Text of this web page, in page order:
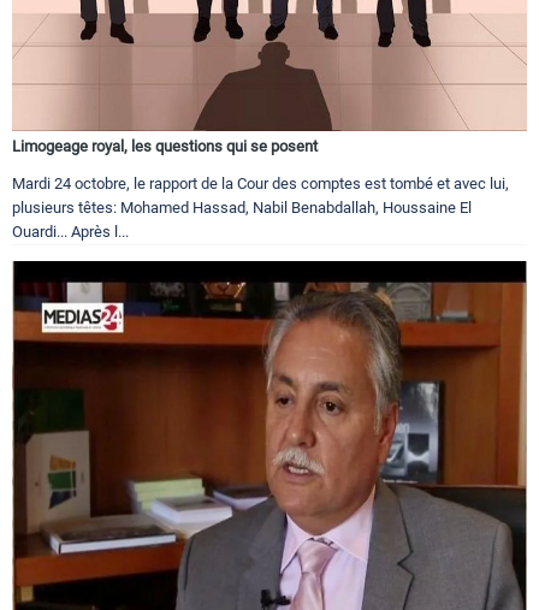
Limogeage royal, les questions qui se posent
Mardi 24 octobre, le rapport de la Cour des comptes est tombé et avec lui,
plusieurs têtes: Mohamed Hassad, Nabil Benabdallah, Houssaine El
Ouardi... Après l...